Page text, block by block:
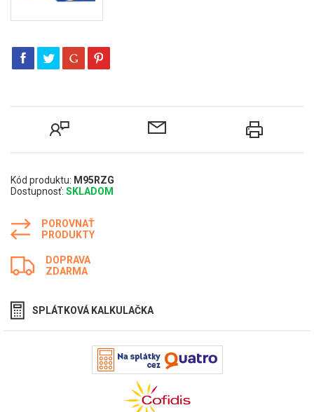
Kód produktu: M95RZG
Dostupnosť: SKLADOM
POROVNAŤ
PRODUKTY
DOPRAVA
ZDARMA
SPLÁTKOVÁ KALKULAČKA